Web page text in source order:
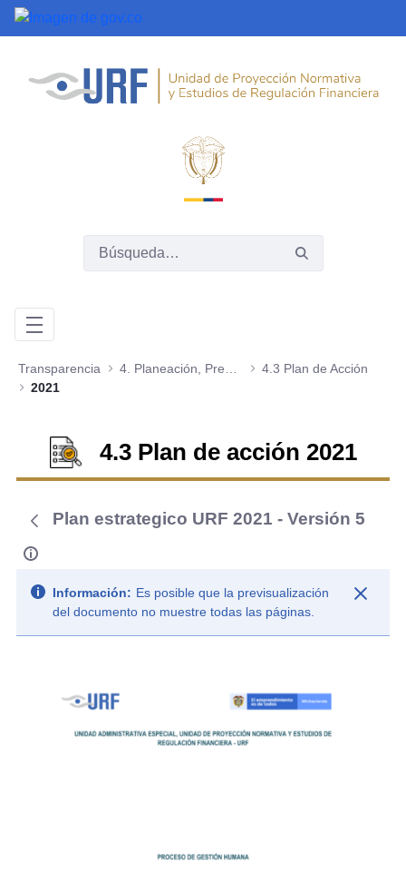
Saltar al contenido principal
Transparencia
4.3 Plan de Acción
2021
4.3 Plan de acción 2021
Plan estrategico URF 2021 - Versión 5
Información: Es posible que la previsualización
del documento no muestre todas las páginas.